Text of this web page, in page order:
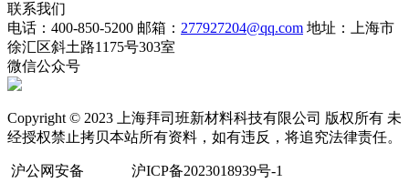
联系我们
电话：400-850-5200 邮箱： 277927204@qq.com 地址：上海市
徐汇区斜土路1175号303室
微信公众号
Copyright © 2023 上海拜司班新材料科技有限公司 版权所有 未
经授权禁止拷贝本站所有资料，如有违反，将追究法律责任。
沪公网安备 沪ICP备2023018939号-1